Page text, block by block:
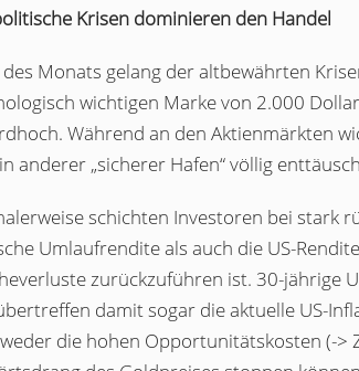
Krisen dominieren den Handel
des Monats gelang der altbewährten
wichtigen Marke von 2.000
Während an den Aktienmärkten
anderer „sicherer Hafen“ völlig
schichten Investoren bei stark
Umlaufrendite als auch die US-
zurückzuführen ist. 30-jährige
damit sogar die aktuelle US-
die hohen Opportunitätskosten (->